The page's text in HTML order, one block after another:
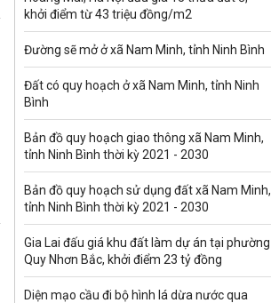
khởi điểm từ 43 triệu đồng/m2
Đường sẽ mở ở xã Nam Minh, tỉnh Ninh Bình
Đất có quy hoạch ở xã Nam Minh, tỉnh Ninh
Bình
Bản đồ quy hoạch giao thông xã Nam Minh,
tỉnh Ninh Bình thời kỳ 2021 - 2030
Bản đồ quy hoạch sử dụng đất xã Nam Minh,
tỉnh Ninh Bình thời kỳ 2021 - 2030
Gia Lai đấu giá khu đất làm dự án tại phường
Quy Nhơn Bắc, khởi điểm 23 tỷ đồng
Diện mạo cầu đi bộ hình lá dừa nước qua